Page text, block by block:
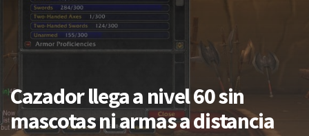
Cazador llega a nivel 60 sin
mascotas ni armas a distancia